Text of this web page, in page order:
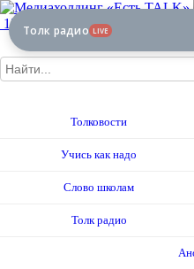
12+
Толковости
Учись как надо
Слово школам
Толк радио
Толк радио LIVE